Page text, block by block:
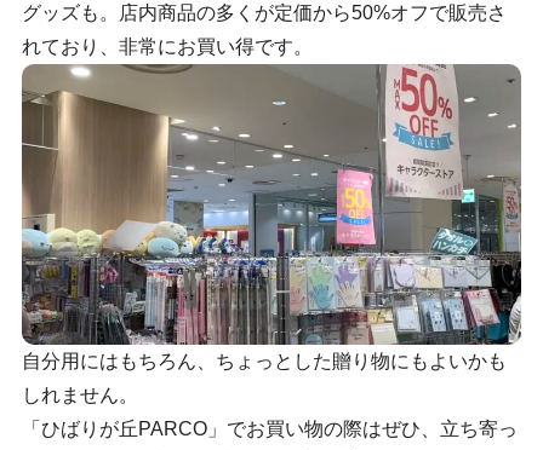
グッズも。店内商品の多くが定価から50%オフで販売さ
れており、非常にお買い得です。
自分用にはもちろん、ちょっとした贈り物にもよいかも
しれません。
「ひばりが丘PARCO」でお買い物の際はぜひ、立ち寄っ